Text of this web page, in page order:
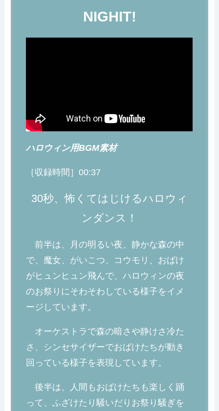
NIGHIT!
ハロウィン用BGM素材
［収録時間］00:37
30秒、怖くてはじけるハロウィ
ンダンス！
前半は、月の明るい夜、静かな森の中
で、魔女、がいこつ、コウモリ、おばけ
がヒュンヒュン飛んで、ハロウィンの夜
のお祭りにそわそわしている様子をイメ
ージしています。
オーケストラで森の暗さや静けさ冷た
さ、シンセサイザーでおばけたちが動き
回っている様子を表現しています。
後半は、人間もおばけたちも楽しく踊
って、ふざけたり騒いだりお祭り騒ぎを